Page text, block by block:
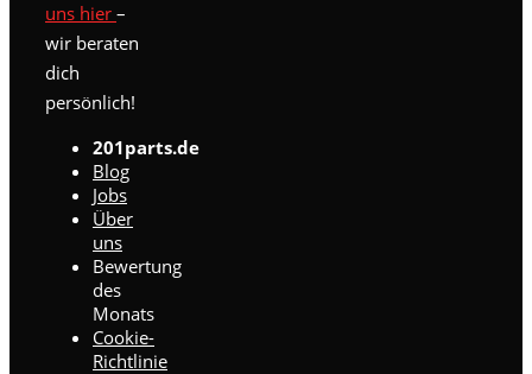
uns hier –
wir beraten
dich
persönlich!
201parts.de
Blog
Jobs
Über
uns
Bewertung
des
Monats
Cookie-
Richtlinie